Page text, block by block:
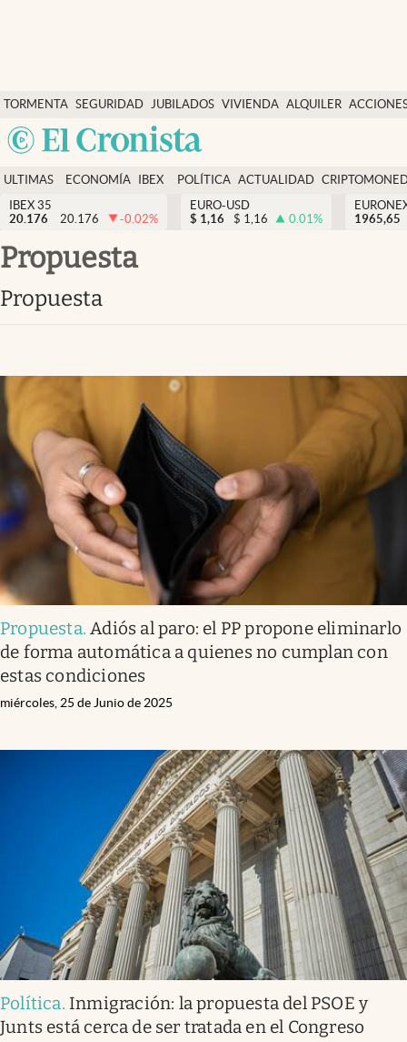
TORMENTA SEGURIDAD
SOCIAL
JUBILADOS VIVIENDA ALQUILER
USA
Economía y finanzas
Política
Actualidad
Criptomonedas
España
ULTIMAS
NOTICIAS
ECONOMÍA
FINANZAS
IBEX
EURO
POLÍTICA ACTUALIDAD
IBEX 35
20.176
20.176 -0.02%
EURO-USD
$ 1,16 $ 1,16 0.01%
1965,65
propuesta
propuesta
Propuesta.Adiós al paro: el PP propone eliminarlo
de forma automática a quienes no cumplan con
estas condiciones
miércoles, 25 de Junio de 2025
Política. Inmigración: la propuesta del PSOE y
Junts está cerca de ser tratada en el Congreso